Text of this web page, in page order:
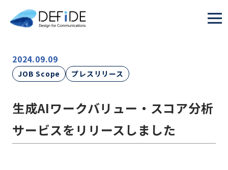
2024.09.09
JOB Scope プレスリリース
生成AIワークバリュー・スコア分析
サービスをリリースしました